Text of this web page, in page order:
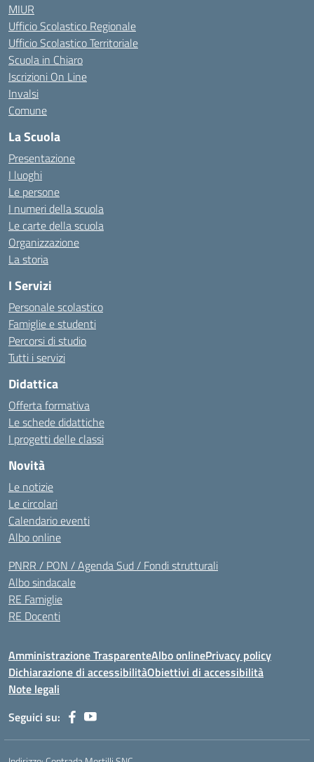
MIUR
Ufficio Scolastico Regionale
Ufficio Scolastico Territoriale
Scuola in Chiaro
Iscrizioni On Line
Invalsi
Comune
La Scuola
Presentazione
I luoghi
Le persone
I numeri della scuola
Le carte della scuola
Organizzazione
La storia
I Servizi
Personale scolastico
Famiglie e studenti
Percorsi di studio
Tutti i servizi
Didattica
Offerta formativa
Le schede didattiche
I progetti delle classi
Novità
Le notizie
Le circolari
Calendario eventi
Albo online
PNRR / PON / Agenda Sud / Fondi strutturali
Albo sindacale
RE Famiglie
RE Docenti
Amministrazione TrasparenteAlbo onlinePrivacy policy
Dichiarazione di accessibilitàObiettivi di accessibilità
Note legali
Seguici su: